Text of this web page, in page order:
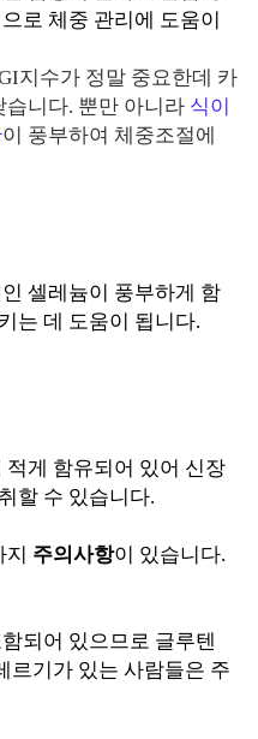
로 체중 관리에 도움이
지수가 정말 중요한데 카
습니다. 뿐만 아니라 식이
이 풍부하여 체중조절에
셀레늄이 풍부하게 함
는 데 도움이 됩니다.
게 함유되어 있어 신장
할 수 있습니다.
지 주의사항이 있습니다.
되어 있으므로 글루텐
르기가 있는 사람들은 주